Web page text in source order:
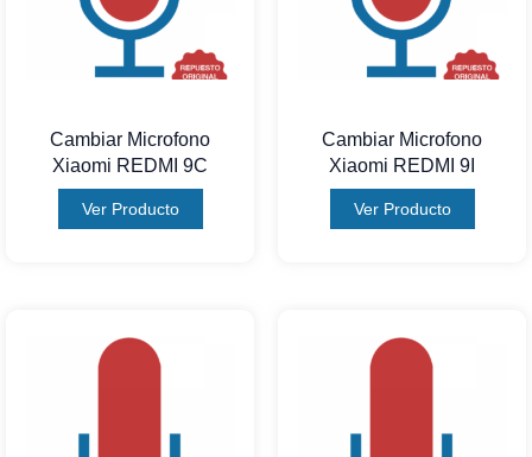
Cambiar Microfono
Xiaomi REDMI 9C
Ver Producto
Cambiar Microfono
Xiaomi REDMI 9I
Ver Producto